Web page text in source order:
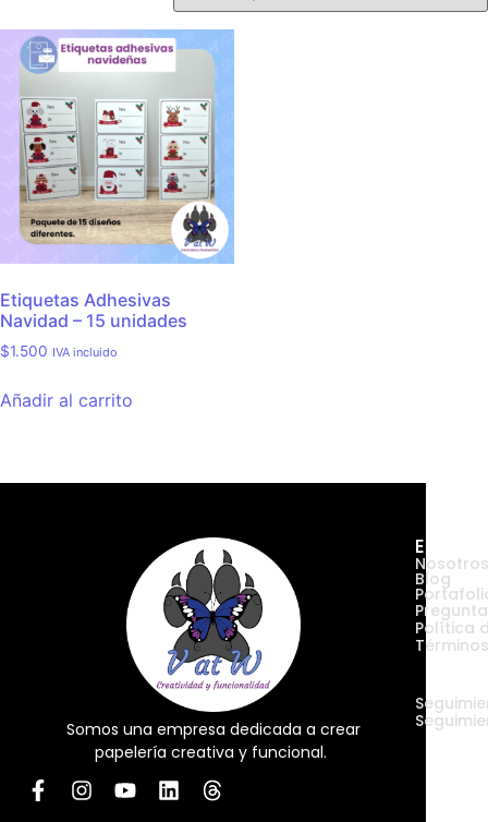
Etiquetas Adhesivas
Navidad – 15 unidades
$1.500 IVA incluido
Añadir al carrito
Somos una empresa dedicada a crear
papelería creativa y funcional.
Nosotros
Blog
Política